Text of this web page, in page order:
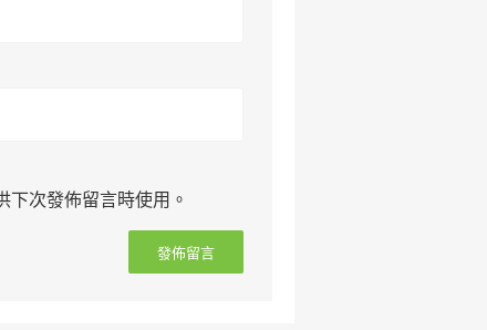
次發佈留言時使用。